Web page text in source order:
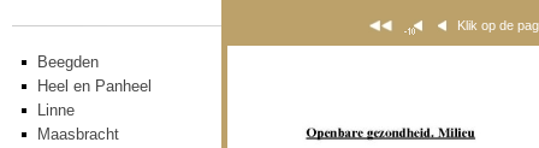
Beegden
Heel en Panheel
Linne
Maasbracht
Klik op de